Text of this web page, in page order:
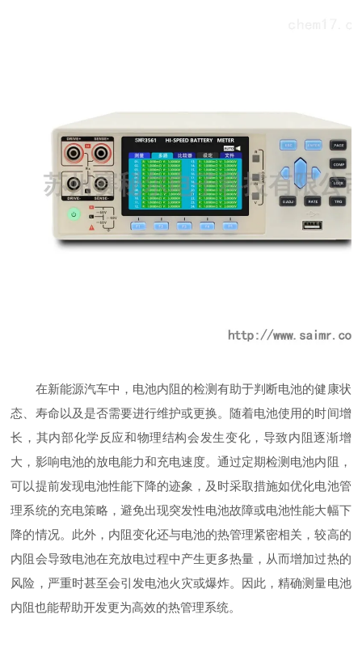
在新能源汽车中，电池内阻的检测有助于判断电池的健康状
态、寿命以及是否需要进行维护或更换。随着电池使用的时间增
长，其内部化学反应和物理结构会发生变化，导致内阻逐渐增
大，影响电池的放电能力和充电速度。通过定期检测电池内阻，
可以提前发现电池性能下降的迹象，及时采取措施如优化电池管
理系统的充电策略，避免出现突发性电池故障或电池性能大幅下
降的情况。此外，内阻变化还与电池的热管理紧密相关，较高的
内阻会导致电池在充放电过程中产生更多热量，从而增加过热的
风险，严重时甚至会引发电池火灾或爆炸。因此，精确测量电池
内阻也能帮助开发更为高效的热管理系统。